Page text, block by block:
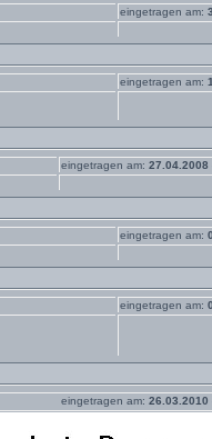
eingetragen am:
eingetragen am:
eingetragen am: 27.04.2008
eingetragen am:
eingetragen am:
eingetragen am: 26.03.2010